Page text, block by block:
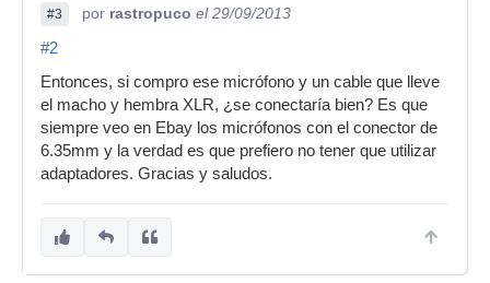
#3 por rastropuco el 29/09/2013
#2
Entonces, si compro ese micrófono y un cable que lleve
el macho y hembra XLR, ¿se conectaría bien? Es que
siempre veo en Ebay los micrófonos con el conector de
6.35mm y la verdad es que prefiero no tener que utilizar
adaptadores. Gracias y saludos.